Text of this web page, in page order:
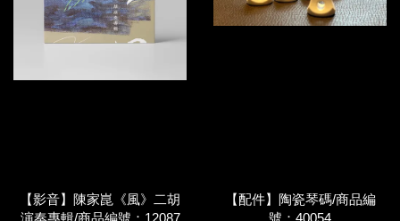
【影音】陳家崑《風》二胡
演奏專輯/商品編號：12087
【配件】陶瓷琴碼/商品編
號：40054